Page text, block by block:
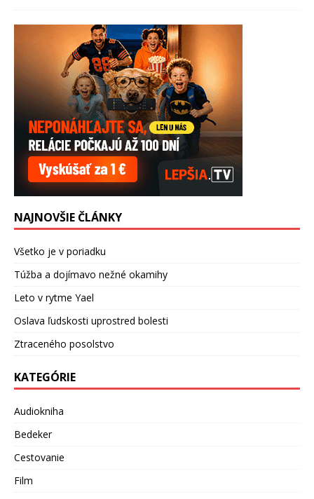
NAJNOVŠIE ČLÁNKY
Všetko je v poriadku
Túžba a dojímavo nežné okamihy
Leto v rytme Yael
Oslava ľudskosti uprostred bolesti
Ztraceného posolstvo
KATEGÓRIE
Audiokniha
Bedeker
Cestovanie
Film